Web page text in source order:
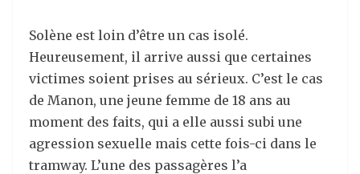
Solène est loin d’être un cas isolé.
Heureusement, il arrive aussi que certaines
victimes soient prises au sérieux. C’est le cas
de Manon, une jeune femme de 18 ans au
moment des faits, qui a elle aussi subi une
agression sexuelle mais cette fois-ci dans le
tramway. L’une des passagères l’a